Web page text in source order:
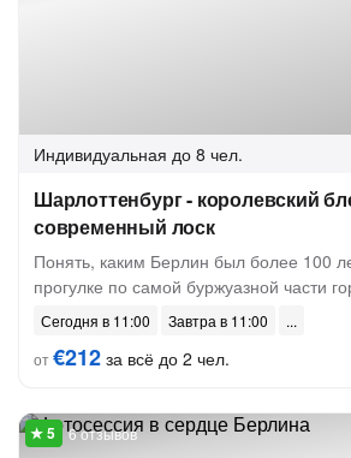
Индивидуальная до 8 чел.
Шарлоттенбург - королевский
современный лоск
Понять, каким Берлин был более 100
прогулке по самой буржуазной части
Сегодня в 11:00
Завтра в 11:00
от€212 за всё до 2 чел.
6 отзывов